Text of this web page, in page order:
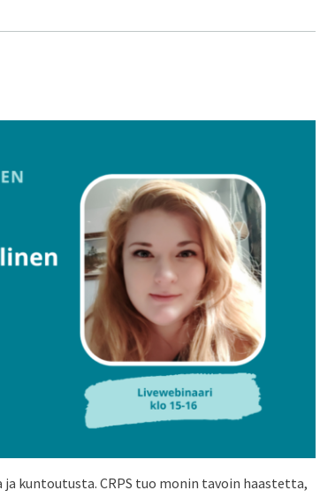
ja kuntoutusta. CRPS tuo monin tavoin haastetta,